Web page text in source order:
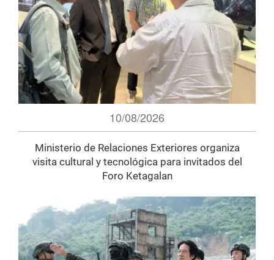
10/08/2026
Ministerio de Relaciones Exteriores organiza
visita cultural y tecnológica para invitados del
Foro Ketagalan